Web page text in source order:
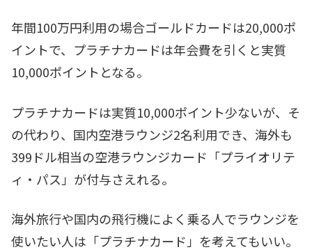
年間100万円利用の場合ゴールドカードは20,000ポ
イントで、プラチナカードは年会費を引くと実質
10,000ポイントとなる。
プラチナカードは実質10,000ポイント少ないが、そ
の代わり、国内空港ラウンジ2名利用でき、海外も
399ドル相当の空港ラウンジカード「プライオリテ
ィ・パス」が付与さえれる。
海外旅行や国内の飛行機によく乗る人でラウンジを
使いたい人は「プラチナカード」を考えてもいい。